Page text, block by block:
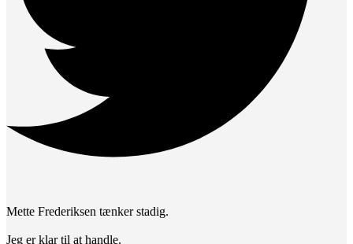
Mette Frederiksen tænker stadig.
Jeg er klar til at handle.